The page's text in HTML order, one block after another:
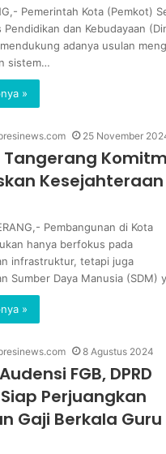
Pemerintah Kota (Pemkot)
Pendidikan dan Kebudayaan
adanya usulan
sistem…
»
25 November
Tangerang
Kesejahteraan
Pembangunan di Kota
hanya berfokus pada
infrastruktur, tetapi juga
Sumber Daya Manusia (SDM)
»
8 Agustus 2024
FGB, DPRD
Perjuangkan
Gaji Berkala Guru